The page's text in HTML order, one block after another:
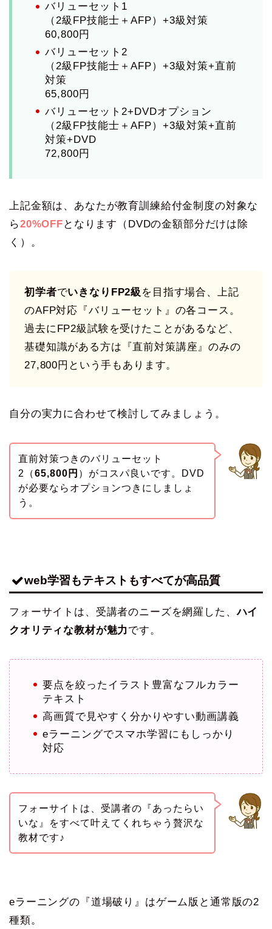
バリューセット1
（2級FP技能士＋AFP）+3級対策
60,800円
バリューセット2
（2級FP技能士＋AFP）+3級対策+直前
対策
65,800円
バリューセット2+DVDオプション
（2級FP技能士＋AFP）+3級対策+直前
対策+DVD
72,800円
上記金額は、あなたが教育訓練給付金制度の対象な
ら20%OFF となります（DVDの金額部分だけは除
く）。
初学者でいきなりFP2級 を目指す場合、上記
のAFP対応『バリューセット』の各コース。
過去にFP2級試験を受けたことがあるなど、
基礎知識がある方は『直前対策講座』のみの
27,800円という手もあります。
自分の実力に合わせて検討してみましょう。
直前対策つきのバリューセット
2（65,800円 ）がコスパ良いです。DVD
が必要ならオプションつきにしましょ
う。
web学習もテキストもすべてが高品質
フォーサイトは、受講者のニーズを網羅した、ハイ
クオリティな教材が魅力です。
要点を絞ったイラスト豊富なフルカラー
テキスト
高画質で見やすく分かりやすい動画講義
eラーニングでスマホ学習にもしっかり
対応
フォーサイトは、受講者の『あったらい
いな』をすべて叶えてくれちゃう贅沢な
教材です♪
eラーニングの『道場破り』はゲーム版と通常版の2
種類。